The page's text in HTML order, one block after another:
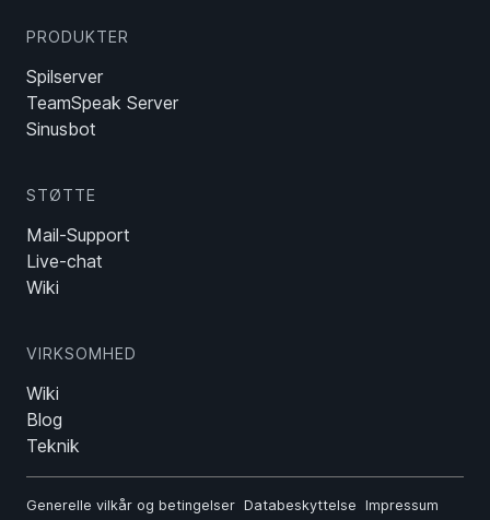
PRODUKTER
Spilserver
TeamSpeak Server
Sinusbot
STØTTE
Mail-Support
Live-chat
Wiki
VIRKSOMHED
Wiki
Blog
Teknik
Generelle vilkår og betingelser Databeskyttelse Impressum